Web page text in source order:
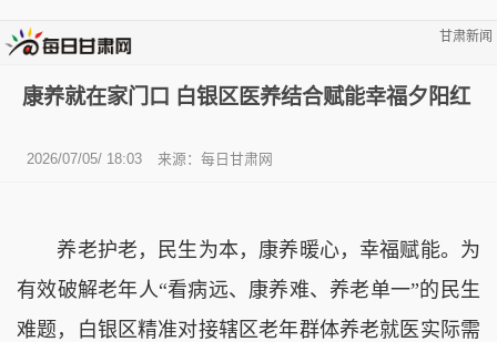
甘肃新闻
康养就在家门口 白银区医养结合赋能幸福夕阳红
2026/07/05/ 18:03 来源： 每日甘肃网
养老护老，民生为本，康养暖心，幸福赋能。为
有效破解老年人“看病远、康养难、养老单一”的民生
难题，白银区精准对接辖区老年群体养老就医实际需